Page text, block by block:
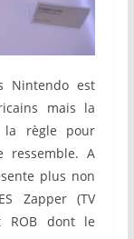
Nintendo est
mais la
la règle pour
ressemble. A
plus non
Zapper (TV
ROB dont le